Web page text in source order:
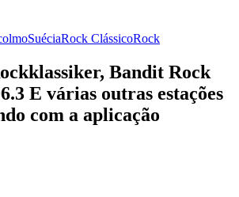
SuéciaRock ClássicoRock
Bandit Rock
E várias outras estações
com a aplicação